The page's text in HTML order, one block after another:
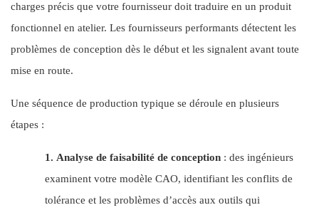
charges précis que votre fournisseur doit traduire en un produit
fonctionnel en atelier. Les fournisseurs performants détectent les
problèmes de conception dès le début et les signalent avant toute
mise en route.
Une séquence de production typique se déroule en plusieurs
étapes :
1. Analyse de faisabilité de conception : des ingénieurs
examinent votre modèle CAO, identifiant les conflits de
tolérance et les problèmes d’accès aux outils qui